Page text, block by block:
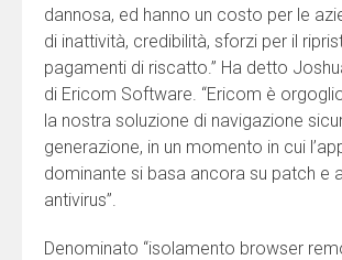
dannosa, ed hanno un costo per le
di inattività, credibilità, sforzi per il
pagamenti di riscatto.” Ha detto
di Ericom Software. “Ericom è
la nostra soluzione di navigazione
generazione, in un momento in cui
dominante si basa ancora su patch e
antivirus”.
Denominato “isolamento browser